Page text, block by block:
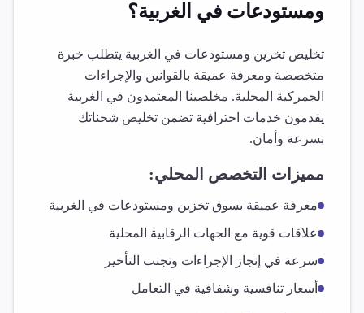
ومستودعات في الغربية؟
تخليص تخزين ومستودعات في الغربية يتطلب خبرة
متخصصة ومعرفة عميقة بالقوانين والإجراءات
الجمركية المحلية. مخلصينا المعتمدون في الغربية
يقدمون خدمات احترافية تضمن تخليص شحناتك
بسرعة وأمان.
مميزات التخصص المحلي:
معرفة عميقة بسوق تخزين ومستودعات في الغربية
علاقات قوية مع الجهات الرقابية المحلية
سرعة في إنجاز الإجراءات وتجنب التأخير
أسعار تنافسية وشفافية في التعامل